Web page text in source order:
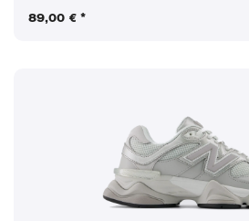
89,00 € *